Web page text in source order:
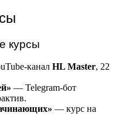
курсы
канал HL Master, 22
— Telegram-бот
— курс на